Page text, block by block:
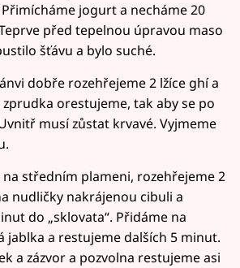
jogurt a necháme 20
před tepelnou úpravou maso
šťávu a bylo suché.
dobře rozehřejeme 2 lžíce ghí a
orestujeme, tak aby se po
musí zůstat krvavé. Vyjmeme
na středním plameni, rozehřejeme 2
nudličky nakrájenou cibuli a
do „sklovata“. Přidáme na
jablka a restujeme dalších 5 minut.
a zázvor a pozvolna restujeme asi